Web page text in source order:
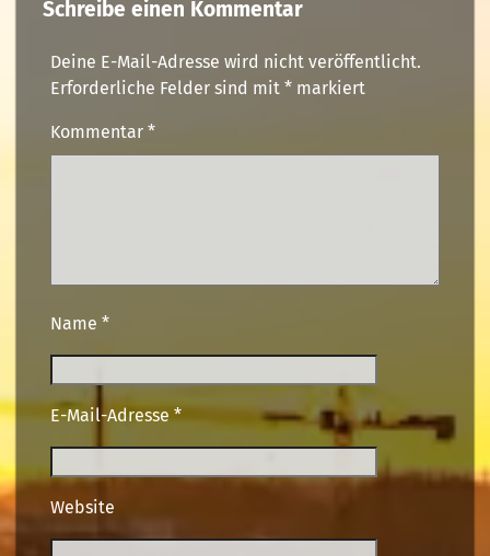
Schreibe einen Kommentar
Deine E-Mail-Adresse wird nicht veröffentlicht.
Erforderliche Felder sind mit *markiert
Kommentar *
Name *
E-Mail-Adresse *
Website